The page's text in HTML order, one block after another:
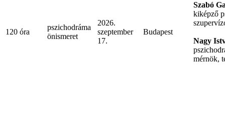
120 óra
pszichodráma
önismeret
2026.
szeptember
17.
Budapest
Szabó
kiképző
Nagy
mérnök,